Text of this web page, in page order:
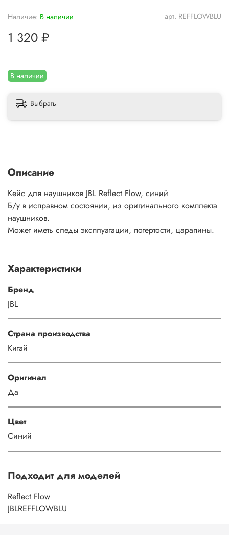
арт. REFFLOWBLU
Наличие: В наличии
В наличии
1 320 ₽
Выбрать
Описание
Кейс для наушников JBL Reflect Flow, синий
Б/у в исправном состоянии, из оригинального комплекта
наушников.
Может иметь следы эксплуатации, потертости, царапины.
Характеристики
Бренд
JBL
Страна производства
Китай
Оригинал
Да
Цвет
Синий
Подходит для моделей
Reflect Flow
JBLREFFLOWBLU